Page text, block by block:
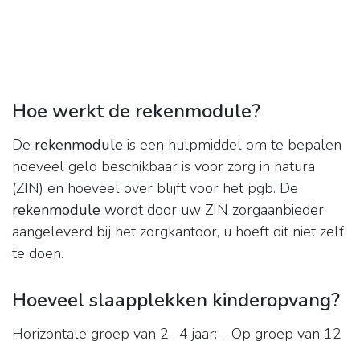
Hoe werkt de rekenmodule?
De rekenmodule is een hulpmiddel om te bepalen
hoeveel geld beschikbaar is voor zorg in natura
(ZIN) en hoeveel over blijft voor het pgb. De
rekenmodule wordt door uw ZIN zorgaanbieder
aangeleverd bij het zorgkantoor, u hoeft dit niet zelf
te doen.
Hoeveel slaapplekken kinderopvang?
Horizontale groep van 2- 4 jaar: - Op groep van 12